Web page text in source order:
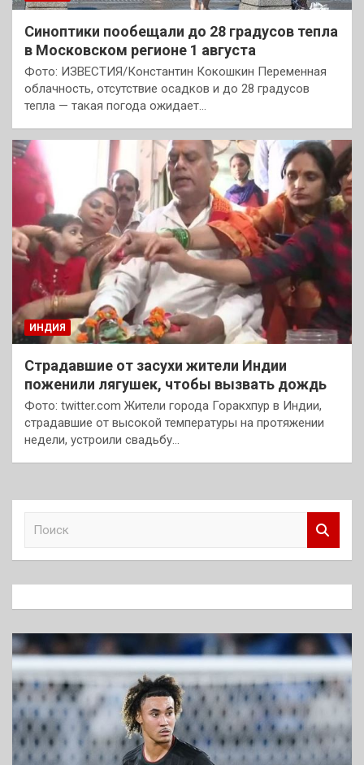
Синоптики пообещали до 28 градусов тепла
в Московском регионе 1 августа
Фото: ИЗВЕСТИЯ/Константин Кокошкин Переменная
облачность, отсутствие осадков и до 28 градусов
тепла — такая погода ожидает…
ИНДИЯ
Страдавшие от засухи жители Индии
поженили лягушек, чтобы вызвать дождь
Фото: twitter.com Жители города Горакхпур в Индии,
страдавшие от высокой температуры на протяжении
недели, устроили свадьбу…
к